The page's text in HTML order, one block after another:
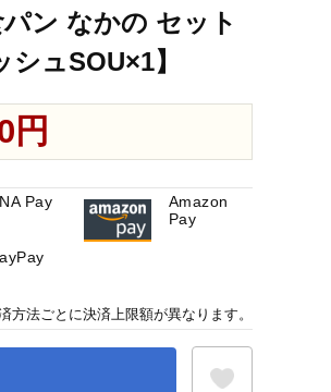
ン なかの セット
ュSOU×1】
円
Pay
Amazon
Pay
方法ごとに決済上限額が異なります。